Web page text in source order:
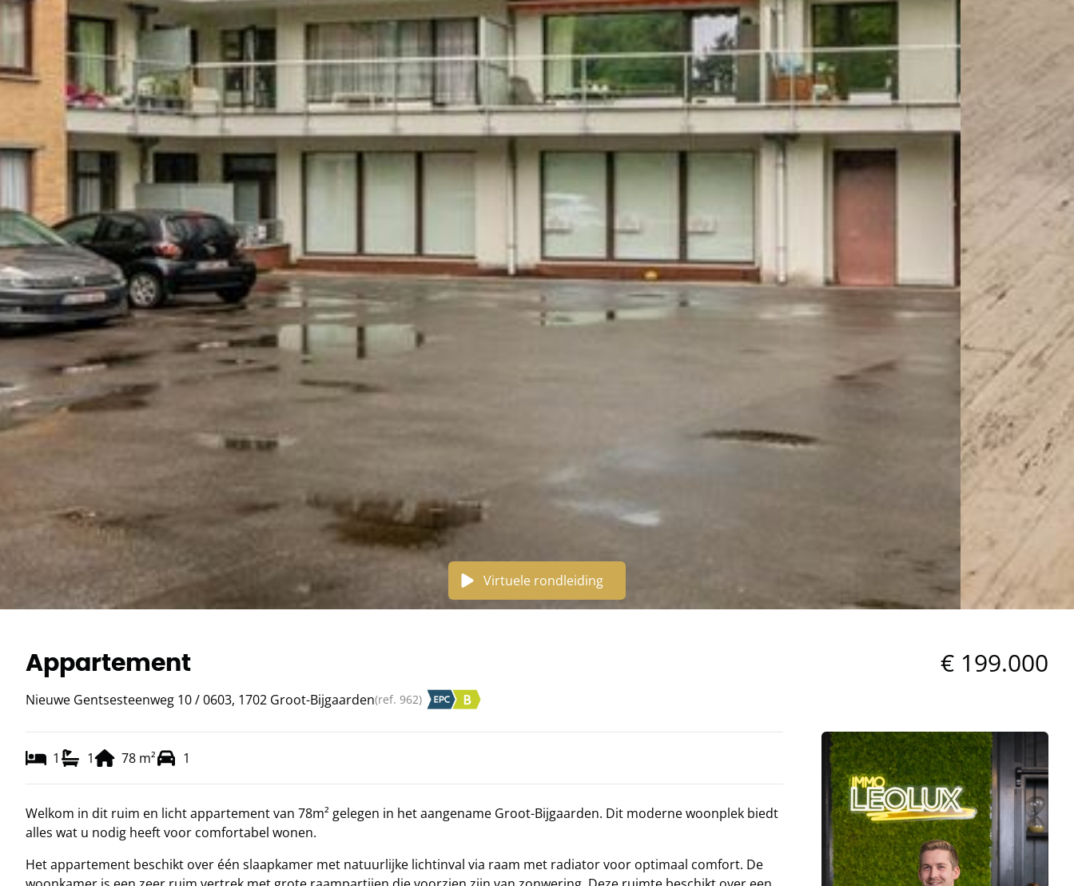
Virtuele rondleiding
Appartement € 199.000
Nieuwe Gentsesteenweg 10 / 0603, 1702 Groot-Bijgaarden(ref. 962)
1 1 78 m² 1
Welkom in dit ruim en licht appartement van 78m² gelegen in het aangename Groot-Bijgaarden. Dit moderne woonplek biedt
alles wat u nodig heeft voor comfortabel wonen.
Het appartement beschikt over één slaapkamer met natuurlijke lichtinval via raam met radiator voor optimaal comfort. De